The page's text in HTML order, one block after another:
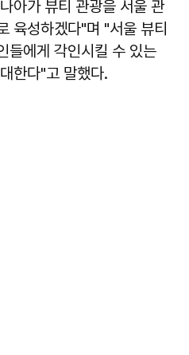
아가 뷰티 관광을 서울 관
육성하겠다"며 "서울 뷰티
들에게 각인시킬 수 있는
한다"고 말했다.